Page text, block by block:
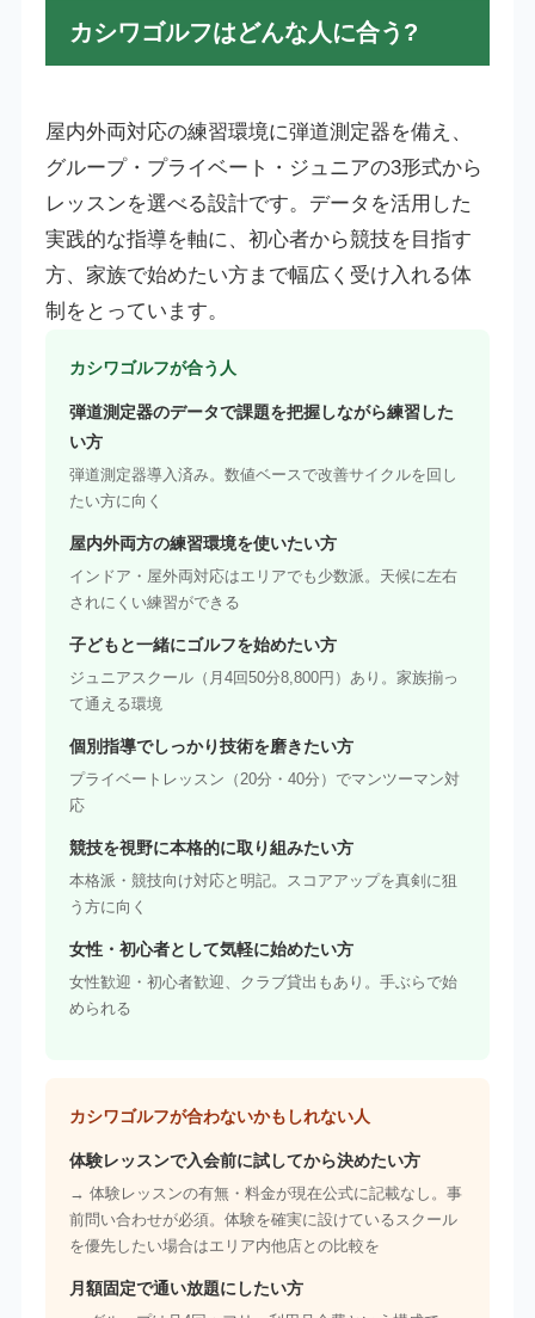
カシワゴルフはどんな人に合う?
屋内外両対応の練習環境に弾道測定器を備え、
グループ・プライベート・ジュニアの3形式から
レッスンを選べる設計です。データを活用した
実践的な指導を軸に、初心者から競技を目指す
方、家族で始めたい方まで幅広く受け入れる体
制をとっています。
カシワゴルフが合う人
弾道測定器のデータで課題を把握しながら練習した
い方
弾道測定器導入済み。数値ベースで改善サイクルを回し
たい方に向く
屋内外両方の練習環境を使いたい方
インドア・屋外両対応はエリアでも少数派。天候に左右
されにくい練習ができる
子どもと一緒にゴルフを始めたい方
ジュニアスクール（月4回50分8,800円）あり。家族揃っ
て通える環境
個別指導でしっかり技術を磨きたい方
プライベートレッスン（20分・40分）でマンツーマン対
応
競技を視野に本格的に取り組みたい方
本格派・競技向け対応と明記。スコアアップを真剣に狙
う方に向く
女性・初心者として気軽に始めたい方
女性歓迎・初心者歓迎、クラブ貸出もあり。手ぶらで始
められる
カシワゴルフが合わないかもしれない人
体験レッスンで入会前に試してから決めたい方
→ 体験レッスンの有無・料金が現在公式に記載なし。事
前問い合わせが必須。体験を確実に設けているスクール
を優先したい場合はエリア内他店との比較を
月額固定で通い放題にしたい方